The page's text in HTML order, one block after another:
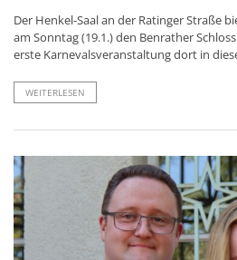
Der Henkel-Saal an der Ratinger Straße
am Sonntag (19.1.) den Benrather
erste Karnevalsveranstaltung dort in
WEITERLESEN